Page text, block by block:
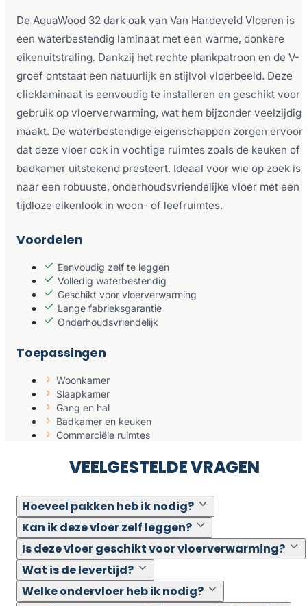
De AquaWood 32 dark oak van Van Hardeveld Vloeren is
een waterbestendig laminaat met een warme, donkere
eikenuitstraling. Dankzij het rechte plankpatroon en de V-
groef ontstaat een natuurlijk en stijlvol vloerbeeld. Deze
clicklaminaat is eenvoudig te installeren en geschikt voor
gebruik op vloerverwarming, wat hem bijzonder veelzijdig
maakt. De waterbestendige eigenschappen zorgen ervoor
dat deze vloer ook in vochtige ruimtes zoals de keuken of
badkamer uitstekend presteert. Ideaal voor wie op zoek is
naar een robuuste, onderhoudsvriendelijke vloer met een
tijdloze eikenlook in woon- of leefruimtes.
Voordelen
Eenvoudig zelf te leggen
Volledig waterbestendig
Geschikt voor vloerverwarming
Lange fabrieksgarantie
Onderhoudsvriendelijk
Toepassingen
Woonkamer
Slaapkamer
Gang en hal
Badkamer en keuken
Commerciële ruimtes
VEELGESTELDE VRAGEN
Hoeveel pakken heb ik nodig?
Kan ik deze vloer zelf leggen?
Is deze vloer geschikt voor vloerverwarming?
Wat is de levertijd?
Welke ondervloer heb ik nodig?